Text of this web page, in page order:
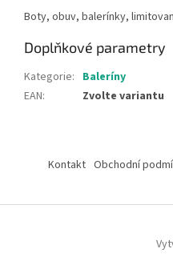
Boty, obuv, balerínky,
Doplňkové parametry
Kategorie: Baleríny
EAN: Zvolte variantu
Kontakt Obchodní